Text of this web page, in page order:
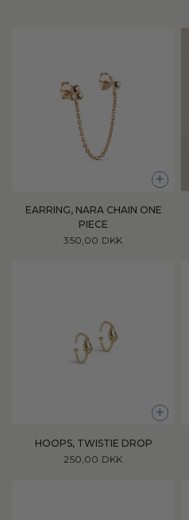
+
EARRING, NARA CHAIN ONE
PIECE
350,00 DKK
+
HOOPS, TWISTIE DROP
250,00 DKK